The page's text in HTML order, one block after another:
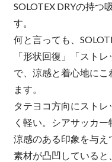
SOLOTEX DRYの持つ
す。
何と言っても、
「形状回復」「スト
で、涼感と着心地に
ます。
タテヨコ方向にスト
く軽い。シアサッカ
涼感のある印象を与え
素材が凸凹している